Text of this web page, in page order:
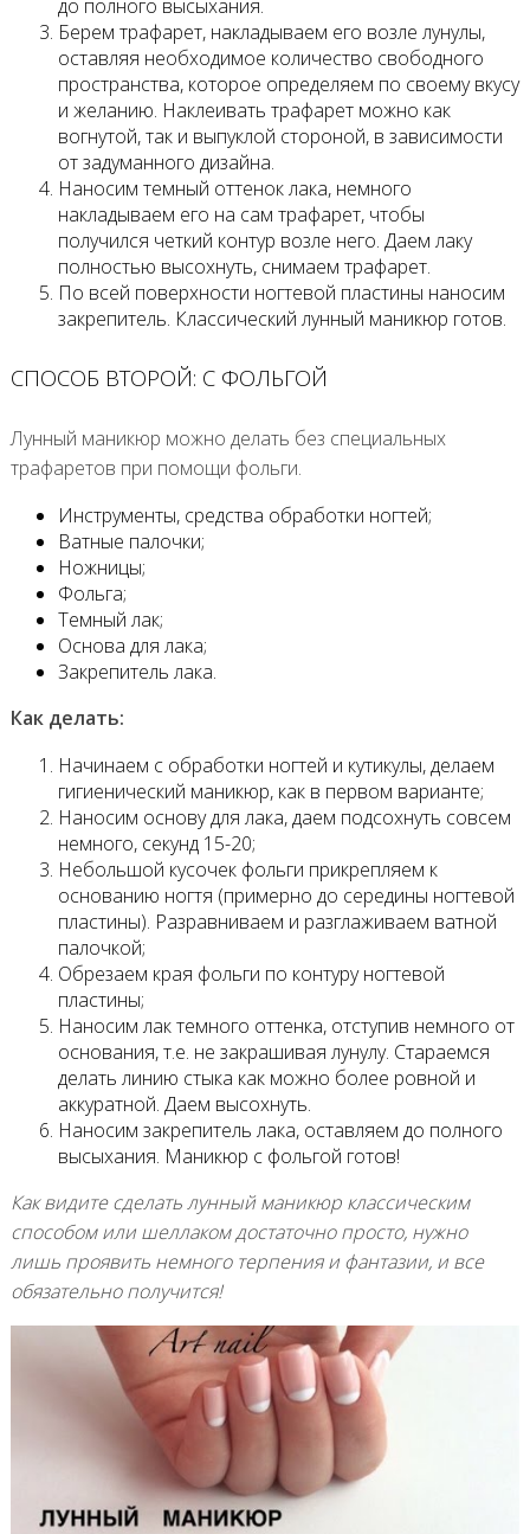
до полного высыхания.
Берем трафарет, накладываем его возле лунулы,
оставляя необходимое количество свободного
пространства, которое определяем по своему вкусу
и желанию. Наклеивать трафарет можно как
вогнутой, так и выпуклой стороной, в зависимости
от задуманного дизайна.
Наносим темный оттенок лака, немного
накладываем его на сам трафарет, чтобы
получился четкий контур возле него. Даем лаку
полностью высохнуть, снимаем трафарет.
По всей поверхности ногтевой пластины наносим
закрепитель. Классический лунный маникюр готов.
СПОСОБ ВТОРОЙ: С ФОЛЬГОЙ
Лунный маникюр можно делать без специальных
трафаретов при помощи фольги.
Инструменты, средства обработки ногтей;
Ватные палочки;
Ножницы;
Фольга;
Темный лак;
Основа для лака;
Закрепитель лака.
Как делать:
Начинаем с обработки ногтей и кутикулы, делаем
гигиенический маникюр, как в первом варианте;
Наносим основу для лака, даем подсохнуть совсем
немного, секунд 15-20;
Небольшой кусочек фольги прикрепляем к
основанию ногтя (примерно до середины ногтевой
пластины). Разравниваем и разглаживаем ватной
палочкой;
Обрезаем края фольги по контуру ногтевой
пластины;
Наносим лак темного оттенка, отступив немного от
основания, т.е. не закрашивая лунулу. Стараемся
делать линию стыка как можно более ровной и
аккуратной. Даем высохнуть.
Наносим закрепитель лака, оставляем до полного
высыхания. Маникюр с фольгой готов!
Как видите сделать лунный маникюр классическим
способом или шеллаком достаточно просто, нужно
лишь проявить немного терпения и фантазии, и все
обязательно получится!